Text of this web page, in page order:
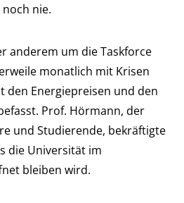
nie.
anderem um die Taskforce
monatlich mit Krisen
den Energiepreisen und den
Prof. Hörmann, der
und Studierende, bekräftigte
die Universität im
bleiben wird.